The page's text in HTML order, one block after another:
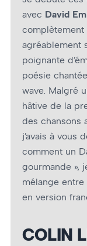
avec David
complètement
agréablement
poignante
poésie
wave. Malgré
hâtive de la
des chansons
j’avais à vous
comment un
gourmande »,
mélange entre
en version
COLIN